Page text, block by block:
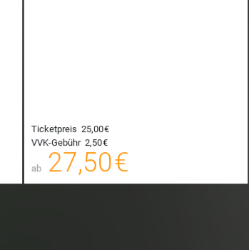
Ticketpreis 25,00 €
VVK-Gebühr 2,50 €
ab 27,50 €
00